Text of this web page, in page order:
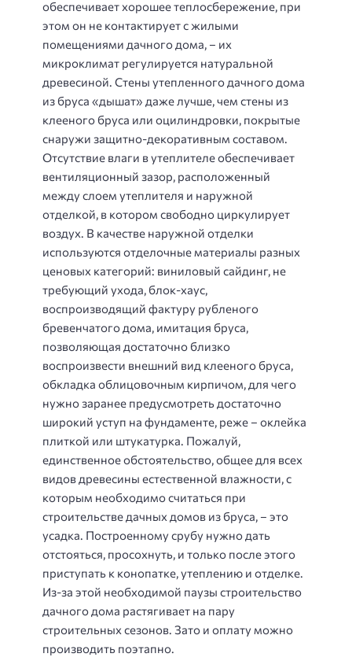
обеспечивает хорошее теплосбережение, при
этом он не контактирует с жилыми
помещениями дачного дома, – их
микроклимат регулируется натуральной
древесиной. Стены утепленного дачного дома
из бруса «дышат» даже лучше, чем стены из
клееного бруса или оцилиндровки, покрытые
снаружи защитно-декоративным составом.
Отсутствие влаги в утеплителе обеспечивает
вентиляционный зазор, расположенный
между слоем утеплителя и наружной
отделкой, в котором свободно циркулирует
воздух. В качестве наружной отделки
используются отделочные материалы разных
ценовых категорий: виниловый сайдинг, не
требующий ухода, блок-хаус,
воспроизводящий фактуру рубленого
бревенчатого дома, имитация бруса,
позволяющая достаточно близко
воспроизвести внешний вид клееного бруса,
обкладка облицовочным кирпичом, для чего
нужно заранее предусмотреть достаточно
широкий уступ на фундаменте, реже – оклейка
плиткой или штукатурка. Пожалуй,
единственное обстоятельство, общее для всех
видов древесины естественной влажности, с
которым необходимо считаться при
строительстве дачных домов из бруса, – это
усадка. Построенному срубу нужно дать
отстояться, просохнуть, и только после этого
приступать к конопатке, утеплению и отделке.
Из-за этой необходимой паузы строительство
дачного дома растягивает на пару
строительных сезонов. Зато и оплату можно
производить поэтапно.